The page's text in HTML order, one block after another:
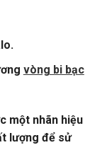
vòng bi bạc
một nhãn hiệu
lượng để sử